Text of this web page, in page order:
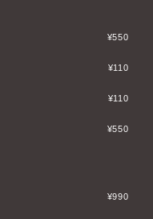
¥550
¥110
¥110
¥550
¥990